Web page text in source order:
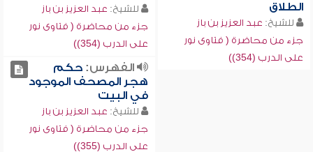
الطلاق
للشيخ: عبد العزيز بن باز
جزء من محاضرة ( فتاوى نور
على الدرب (354))
للشيخ: عبد العزيز بن باز
جزء من محاضرة ( فتاوى نور
على الدرب (354))
الفهرس:حكم
هجر المصحف الموجود
في البيت
للشيخ: عبد العزيز بن باز
جزء من محاضرة ( فتاوى نور
على الدرب (355))